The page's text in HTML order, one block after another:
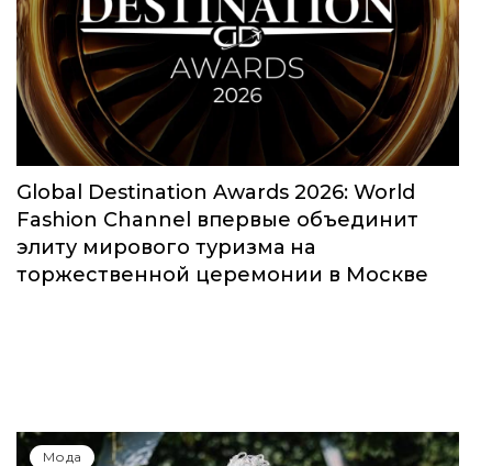
Global Destination Awards 2026: World
Fashion Channel впервые объединит
элиту мирового туризма на
торжественной церемонии в Москве
Мода